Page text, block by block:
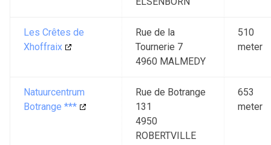
Les Crêtes de
Xhoffraix
Rue de la
Tournerie 7
4960 MALMEDY
510
meter
Natuurcentrum
Botrange ***
Rue de Botrange
131
4950
ROBERTVILLE
653
meter